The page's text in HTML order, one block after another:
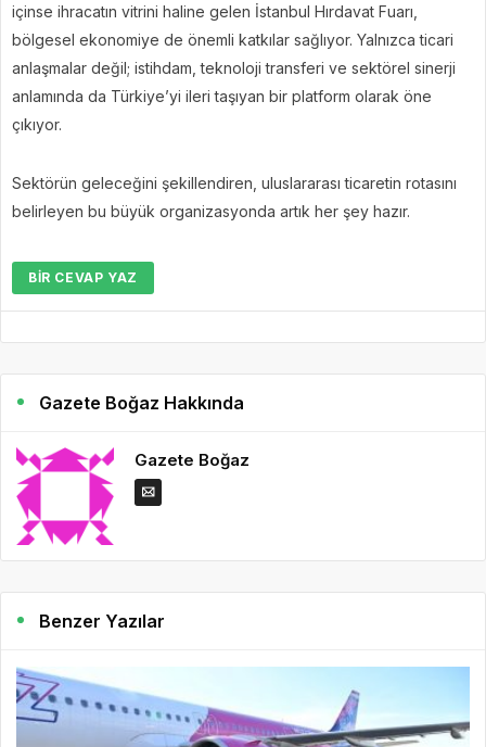
içinse ihracatın vitrini haline gelen İstanbul Hırdavat Fuarı,
bölgesel ekonomiye de önemli katkılar sağlıyor. Yalnızca ticari
anlaşmalar değil; istihdam, teknoloji transferi ve sektörel sinerji
anlamında da Türkiye’yi ileri taşıyan bir platform olarak öne
çıkıyor.
Sektörün geleceğini şekillendiren, uluslararası ticaretin rotasını
belirleyen bu büyük organizasyonda artık her şey hazır.
BIR CEVAP YAZ
Gazete Boğaz Hakkında
Gazete Boğaz
Benzer Yazılar